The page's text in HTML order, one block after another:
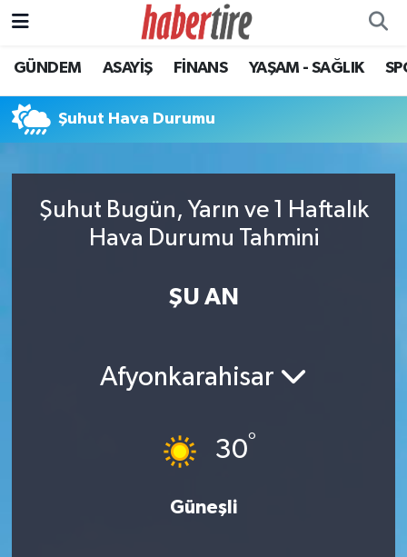
GÜNDEM ASAYİŞ FİNANS YAŞAM - SAĞLIK
Şuhut Hava Durumu
Şuhut Bugün, Yarın ve 1 Haftalık
Hava Durumu Tahmini
ŞU AN
Afyonkarahisar
30°
Güneşli
Tire Nöbetçi Eczaneler
Tire Hava Durumu
Süper Lig Puan Durumu ve Fikstür
Son Dakika Haberleri